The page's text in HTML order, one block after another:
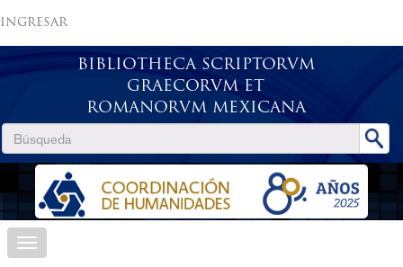
INGRESAR
BIBLIOTHECA SCRIPTORVM
GRAECORVM ET
ROMANORVM MEXICANA